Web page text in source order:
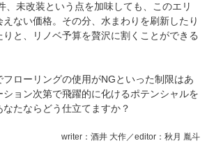
、未改装という点を加味しても、このエリ
ない価格。その分、水まわりを刷新したり
と、リノベ予算を贅沢に割くことができる
フローリングの使用がNGといった制限はあ
ション次第で飛躍的に化けるポテンシャルを
たならどう仕立てますか？
writer：酒井 大作／editor：秋月 胤斗